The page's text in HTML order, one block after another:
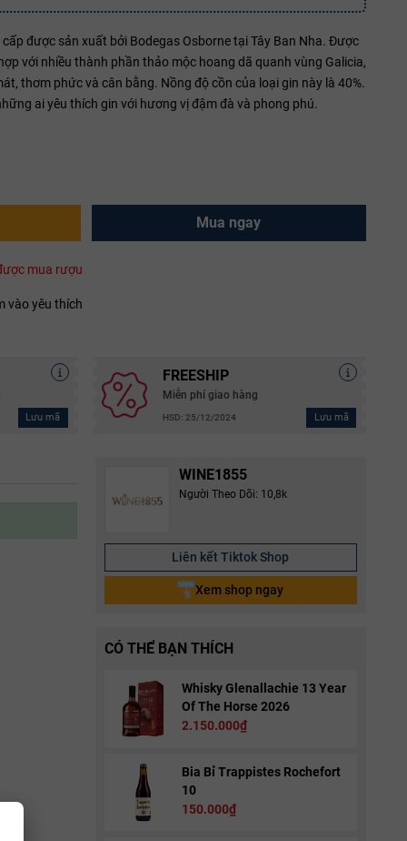
được sản xuất bởi Bodegas Osborne tại Tây Ban Nha. Được
với nhiều thành phần thảo mộc hoang dã quanh vùng Galicia,
thơm phức và cân bằng. Nồng độ cồn của loại gin này là 40%.
ai yêu thích gin với hương vị đậm đà và phong phú.
Mua ngay
mua rượu
vào yêu thích
Lưu mã
FREESHIP
Miễn phí giao hàng
HSD: 25/12/2024 Lưu mã
WINE1855
Người Theo Dõi: 10,8k
Liên kết Tiktok Shop
Xem shop ngay
CÓ THỂ BẠN THÍCH
Whisky Glenallachie 13 Year
Of The Horse 2026
2.150.000₫
Bia Bỉ Trappistes Rochefort
10
150.000₫